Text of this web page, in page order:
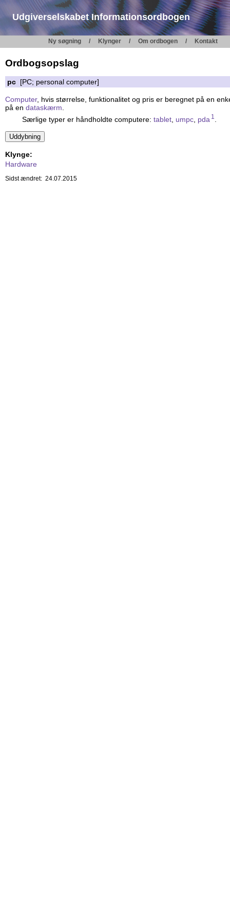
Udgiverselskabet Informationsordbogen
Ny søgning Klynger Om ordbogen Kontakt
Ordbogsopslag
pc [PC; personal computer]
Computer, hvis størrelse, funktionalitet og pris er beregnet på en
på en dataskærm
Særlige typer er håndholdte computere: tablet, umpc, pda 1
Klynge:
Hardware
Sidst ændret: 24.07.2015